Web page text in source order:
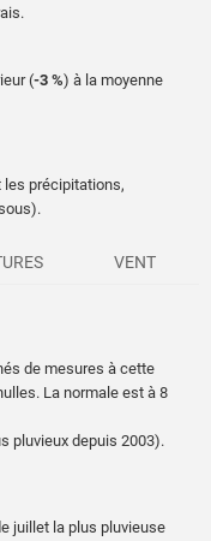
(-3 %) à la moyenne
les précipitations,
VENT
de mesures à cette
La normale est à 8
pluvieux depuis 2003).
juillet la plus pluvieuse